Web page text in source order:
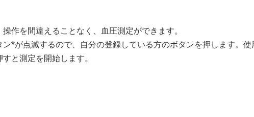
作を間違えることなく、血圧測定ができます。
*が点滅するので、自分の登録している方のボタンを押します。使
と測定を開始します。